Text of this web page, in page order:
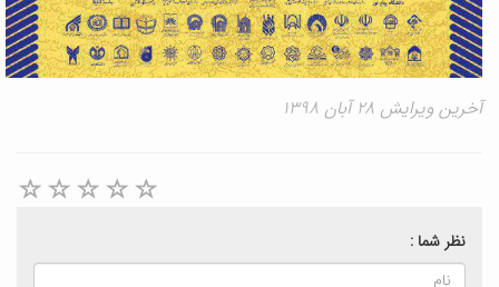
آخرین ویرایش ۲۸ آبان ۱۳۹۸
نظر شما :